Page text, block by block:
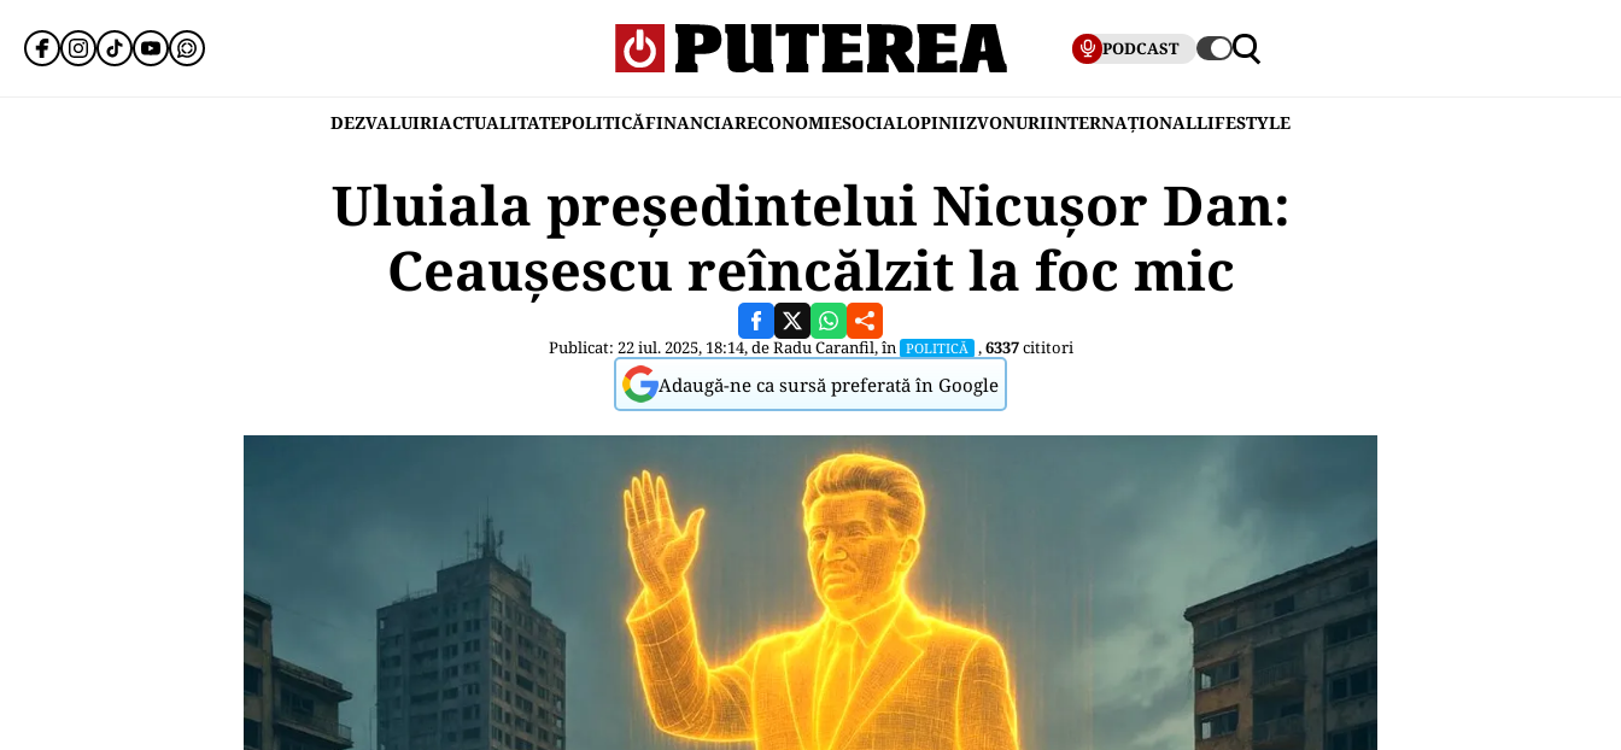
PODCAST
DEZVALUIRIACTUALITATEPOLITICĂFINANCIARECONOMIESOCIALOPINIIZVONURIINTERNAȚIONALLIFESTYLE
Uluiala președintelui Nicușor Dan:
Ceaușescu reîncălzit la foc mic
Publicat: 22 iul. 2025, 18:14, deRadu Caranfil, în POLITICĂ ,6337cititori
Adaugă-ne ca sursă preferată în Google